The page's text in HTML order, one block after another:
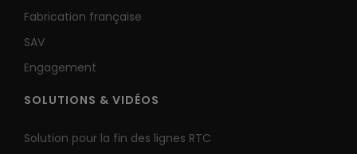
Fabrication française
SAV
Engagement
SOLUTIONS & VIDÉOS
Solution pour la fin des lignes RTC